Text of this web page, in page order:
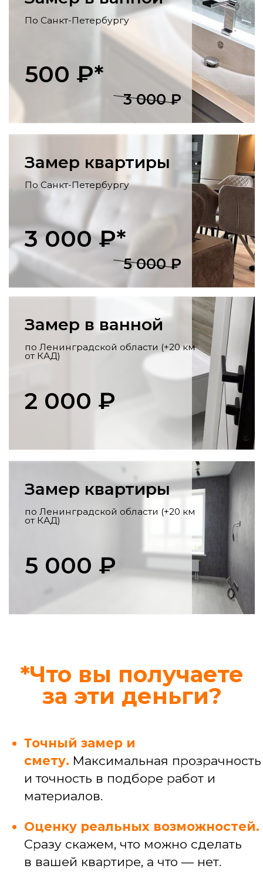
профессиональный перенос стояков,
розеток, выводов под сантехнику по
Ремонт гостинной
Выравнивание и декоративная
напольных покрытий, установка
Утепление балконов
освещения
Узнать стоимость конкретной услуги
Профессиональные
услуги
Услуги мастера широкого профиля